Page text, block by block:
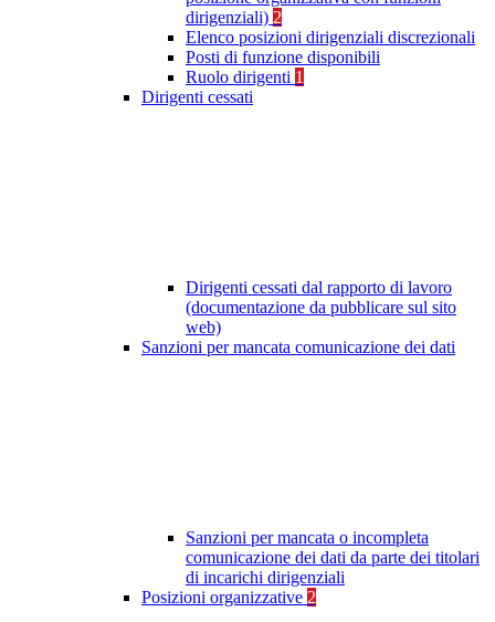
dirigenziali) 2
Elenco posizioni dirigenziali discrezionali
Posti di funzione disponibili
Ruolo dirigenti 1
Dirigenti cessati
Dirigenti cessati dal rapporto di lavoro
(documentazione da pubblicare sul sito
web)
Sanzioni per mancata comunicazione dei dati
Sanzioni per mancata o incompleta
comunicazione dei dati da parte dei titolari
di incarichi dirigenziali
Posizioni organizzative 2